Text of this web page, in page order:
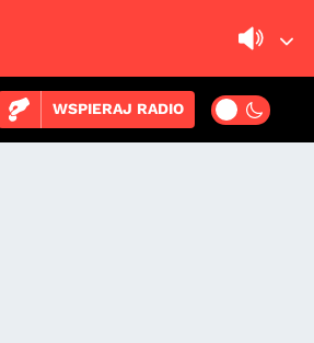
WSPIERAJ RADIO